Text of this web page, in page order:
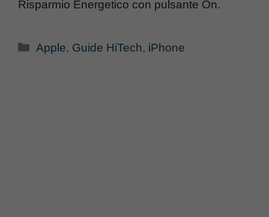
Risparmio Energetico con pulsante On.
Categorie
Apple, Guide HiTech, iPhone